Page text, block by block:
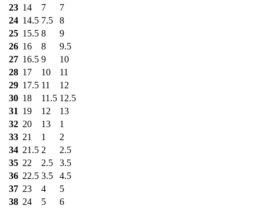
23 14 7
7
24 14.5 7.5
8
25 15.5 8
9
26 16 8
9.5
27 16.5 9
10
28 17 10
11
29 17.5 11
12
30 18 11.5 12.5
31 19 12
13
32 20 13
1
33 21 1
2
34 21.5 2
2.5
35 22 2.5
3.5
36 22.5 3.5
4.5
37 23 4
5
38 24 5 6